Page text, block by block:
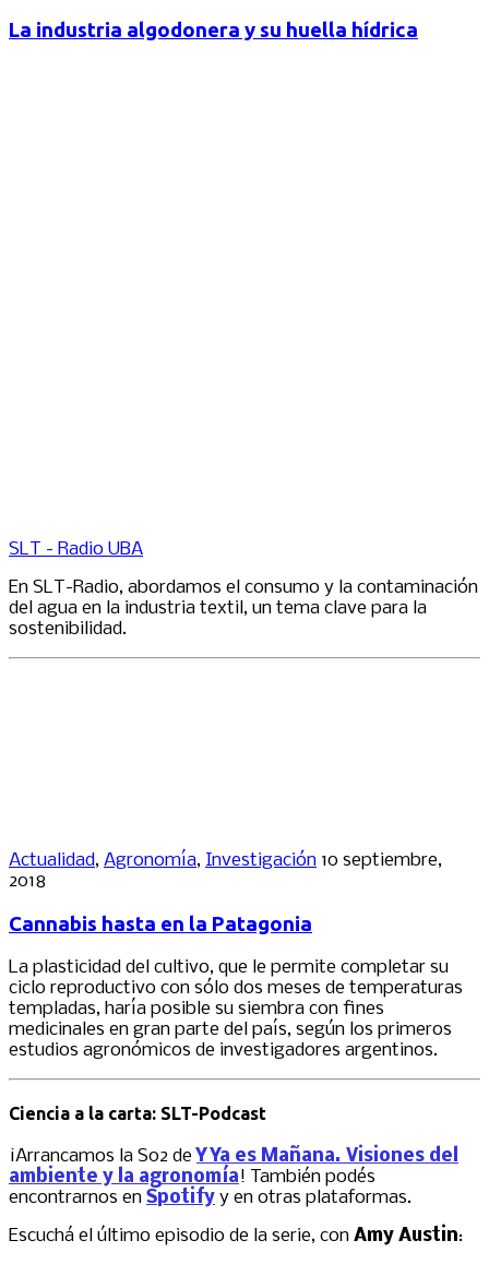
La industria algodonera y su huella hídrica
SLT - Radio UBA
En SLT-Radio, abordamos el consumo y la contaminación
del agua en la industria textil, un tema clave para la
sostenibilidad.
Actualidad, Agronomía, Investigación 10 septiembre,
2018
Cannabis hasta en la Patagonia
La plasticidad del cultivo, que le permite completar su
ciclo reproductivo con sólo dos meses de temperaturas
templadas, haría posible su siembra con fines
medicinales en gran parte del país, según los primeros
estudios agronómicos de investigadores argentinos.
Ciencia a la carta: SLT-Podcast
¡Arrancamos la S02 de Y Ya es Mañana. Visiones del
ambiente y la agronomía! También podés
encontrarnos en Spotify y en otras plataformas.
Escuchá el último episodio de la serie, con Amy Austin: